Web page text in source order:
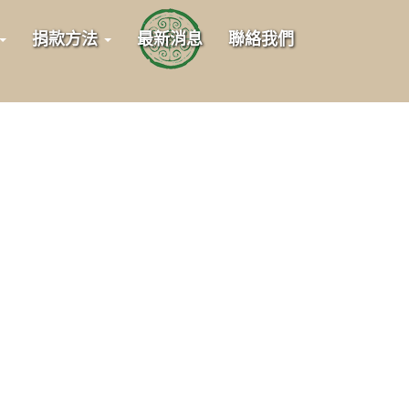
捐款方法 最新消息 聯絡我們